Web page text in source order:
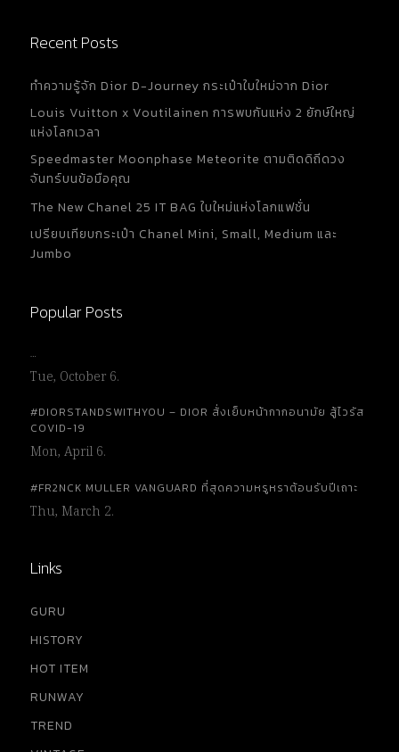
Recent Posts
ทำความรู้จัก Dior D-Journey กระเป๋าใบใหม่จาก Dior
Louis Vuitton x Voutilainen การพบกันแห่ง 2 ยักษ์ใหญ่
แห่งโลกเวลา
Speedmaster Moonphase Meteorite ตามติดดิถีดวง
จันทร์บนข้อมือคุณ
The New Chanel 25 IT BAG ใบใหม่แห่งโลกแฟชั่น
เปรียบเทียบกระเป๋า Chanel Mini, Small, Medium และ
Jumbo
Popular Posts
…
Tue, October 6.
#DIORSTANDSWITHYOU – DIOR สั่งเย็บหน้ากากอนามัย สู้ไวรัส
COVID-19
Mon, April 6.
#FR2NCK MULLER VANGUARD ที่สุดความหรูหราต้อนรับปีเถาะ
Thu, March 2.
Links
GURU
HISTORY
HOT ITEM
RUNWAY
TREND